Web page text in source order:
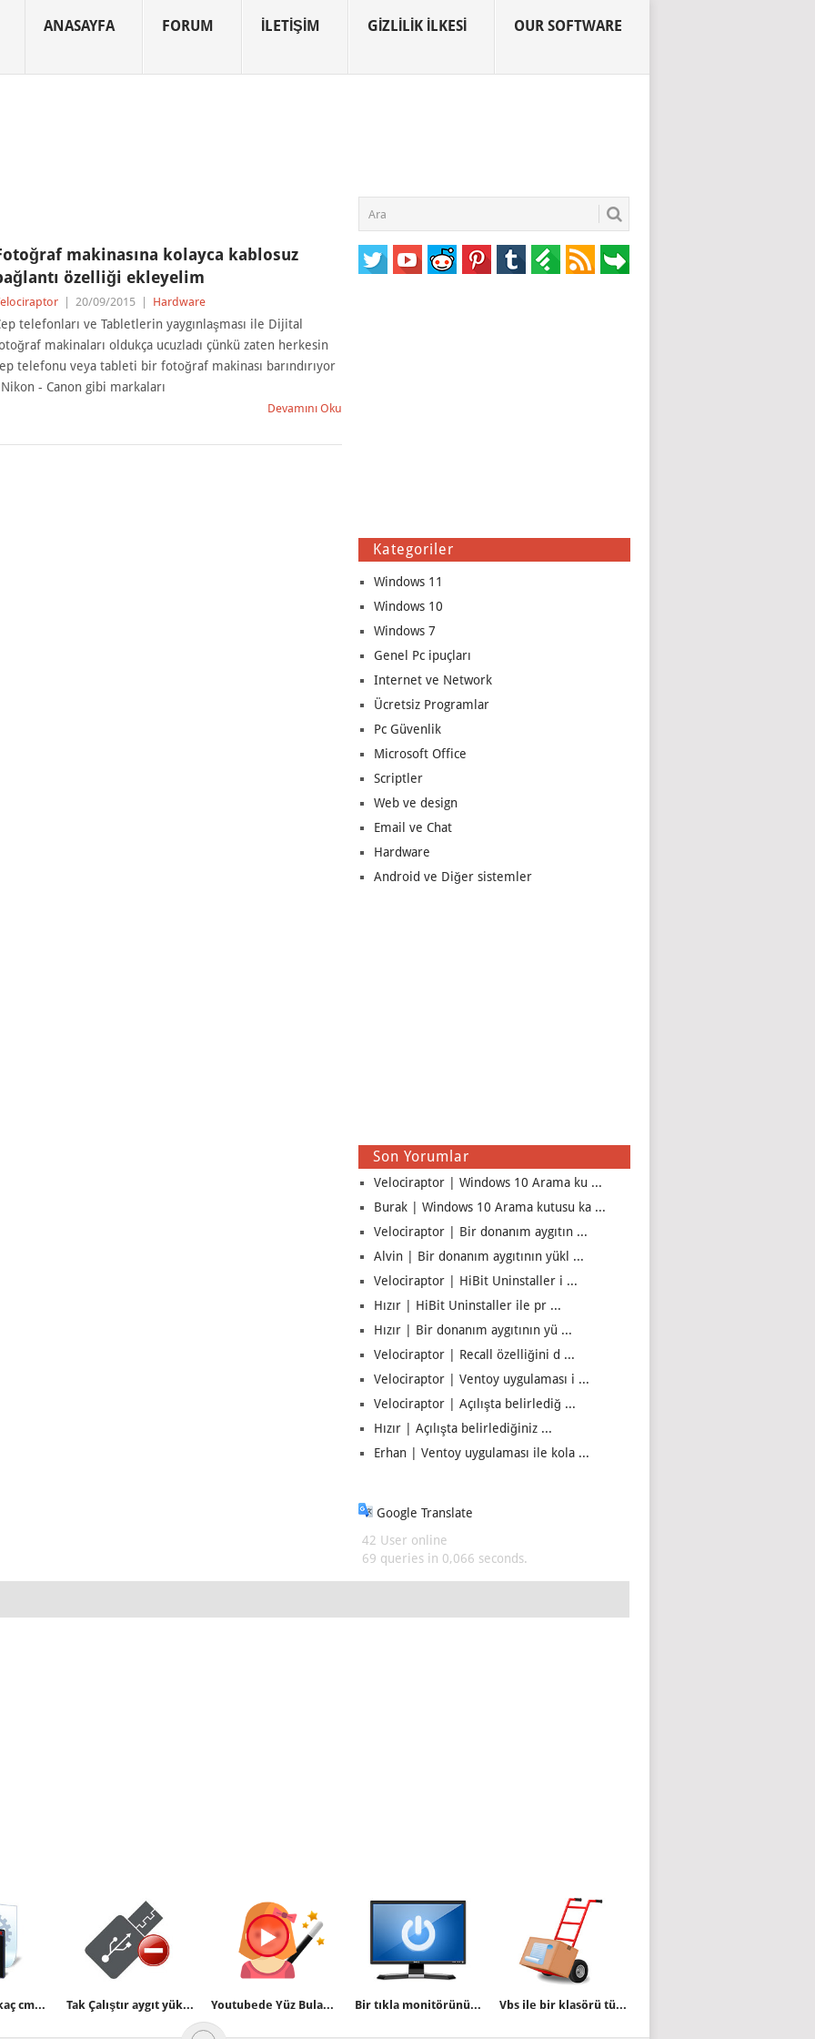
ANASAYFA FORUM İLETIŞIM GIZLILIK İLKESI OUR SOFTWARE
makinasına kolayca kablosuz
özelliği ekleyelim
20/09/2015 Hardware
telefonları ve Tabletlerin yaygınlaşması ile Dijital
makinaları oldukça ucuzladı çünkü zaten herkesin
telefonu veya tableti bir fotoğraf makinası barındırıyor
- Canon gibi markaları
Devamını Oku
Kategoriler
Windows 11
Windows 10
Windows 7
Genel Pc ipuçları
Internet ve Network
Ücretsiz Programlar
Pc Güvenlik
Microsoft Office
Scriptler
Web ve design
Email ve Chat
Hardware
Android ve Diğer sistemler
Son Yorumlar
Velociraptor | Windows 10 Arama ku ...
Burak | Windows 10 Arama kutusu ka ...
Velociraptor | Bir donanım aygıtın ...
Alvin | Bir donanım aygıtının yükl ...
Velociraptor | HiBit Uninstaller i ...
Hızır | HiBit Uninstaller ile pr ...
Hızır | Bir donanım aygıtının yü ...
Velociraptor | Recall özelliğini d ...
Velociraptor | Ventoy uygulaması i ...
Velociraptor | Açılışta belirlediğ ...
Hızır | Açılışta belirlediğiniz ...
Erhan | Ventoy uygulaması ile kola ...
Google Translate
42 User online
69 queries in 0,066 seconds.
Az bilinen birkaç cmd komutu Tak Çalıştır aygıt yüklemesini kısıtlayalım (Programsız) Youtubede Yüz Bulanıklaştırma efekti uygulayalım Bir tıkla monitörünüzü kapatın Vbs ile bir klasörü tüm alt klasörleri ile birlikte taşımak